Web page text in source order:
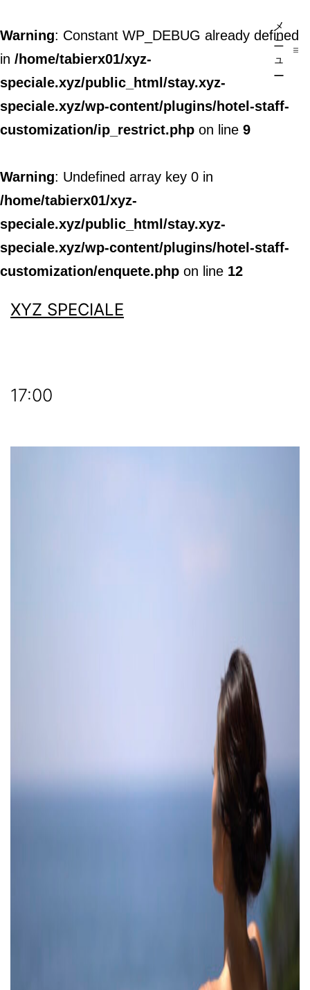
Warning: Constant WP_DEBUG already defined
in /home/tabierx01/xyz-
speciale.xyz/public_html/stay.xyz-
speciale.xyz/wp-content/plugins/hotel-staff-
customization/ip_restrict.php on line 9
Warning: Undefined array key 0 in
/home/tabierx01/xyz-
speciale.xyz/public_html/stay.xyz-
speciale.xyz/wp-content/plugins/hotel-staff-
customization/enquete.php on line 12
XYZ SPECIALE
メ
ニ
ュ
ー
17:00